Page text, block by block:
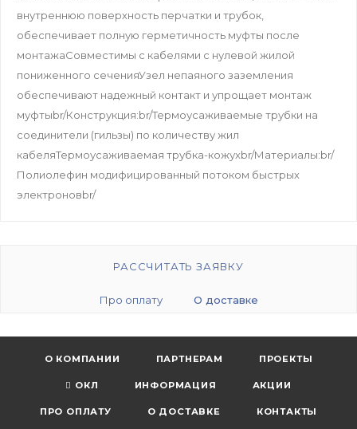
внутреннюю поверхность перчатки и трубок,
обеспечивает полную герметичность муфты после
монтажаСовместимы с кабелями с нулевой жилой
пониженного сеченияУзел непаяного заземления
обеспечивают надежный контакт и упрощает монтаж
муфтыbr/Конструкция:br/Термоусаживаемые трубки на
соединители (гильзы) по количеству жил
кабеляТермоусаживаемая трубка-кожухbr/Материалы:br/
Полиолефин модифицированный потоком быстрых
электроновbr/
РАССЧИТАТЬ ЗАЯВКУ
Про оплату О доставке
О КОМПАНИИ ПАРТНЕРАМ ПРОЕКТЫ
ОКЛ ИНФОРМАЦИЯ АКЦИИ
ПРО ОПЛАТУ О ДОСТАВКЕ КОНТАКТЫ